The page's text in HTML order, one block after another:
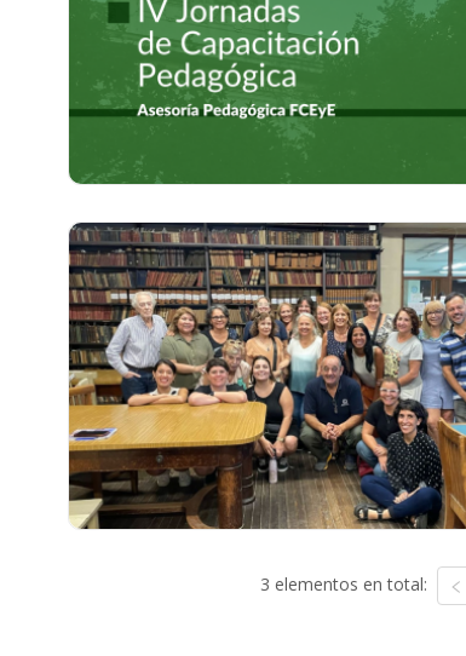
3 elementos en total: